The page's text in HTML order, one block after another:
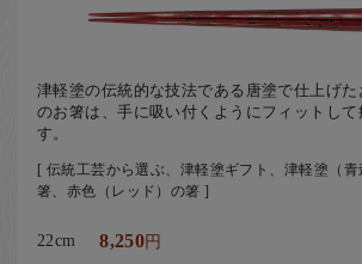
津軽塗の伝統的な技法である唐塗で仕上げ
のお箸は、手に吸い付くようにフィットし
す。
[ 伝統工芸から選ぶ、津軽塗ギフト、津軽塗（
箸、赤色（レッド）の箸 ]
22cm 8,250円